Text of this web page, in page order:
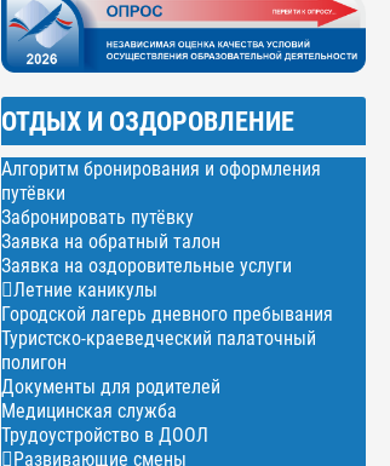
ОТДЫХ И ОЗДОРОВЛЕНИЕ
Алгоритм бронирования и оформления
путёвки
Забронировать путёвку
Заявка на обратный талон
Заявка на оздоровительные услуги
Летние каникулы
Городской лагерь дневного пребывания
Туристско-краеведческий палаточный
полигон
Документы для родителей
Медицинская служба
Трудоустройство в ДООЛ
Развивающие смены